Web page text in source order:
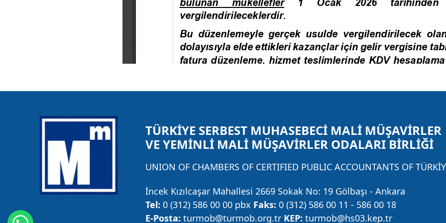
TÜRKİYE SERBEST MUHASEBECİ MALİ MÜŞAVİRLER
VE YEMİNLİ MALİ MÜŞAVİRLER ODALARI BİRLİĞİ
UNION OF CHAMBERS OF CERTIFIED PUBLIC ACCOUNTANTS OF
İncek Kızılcaşar Mahallesi 2669 Sokak No: 19 Gölbaşı - Ankara
Tel: 0 (312) 586 00 00 pbx Faks: 0 (312) 586 00 11 - 586 00 18
E-Posta: turmob@turmob.org.tr KEP: turmob@hs03.kep.tr